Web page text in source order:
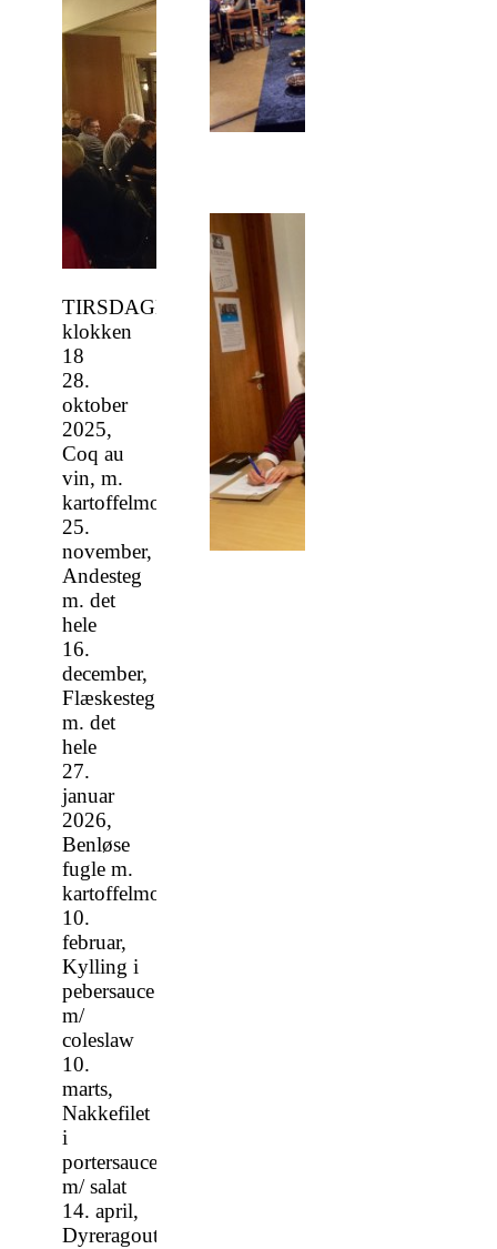
TIRSDAGE
klokken
18
28.
oktober
2025,
Coq au
vin, m.
kartoffelmos
25.
november,
Andesteg
m. det
hele
16.
december,
Flæskesteg
m. det
hele
27.
januar
2026,
Benløse
fugle m.
kartoffelmos
10.
februar,
Kylling i
pebersauce
m/
coleslaw
10.
marts,
Nakkefilet
i
portersauce
m/ salat
14. april,
Dyreragout